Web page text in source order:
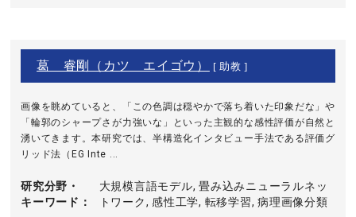
葛 睿剛（カツ エイゴウ） [ 助教 ]
画像を眺めていると、「この色調は穏やかで落ち着いた印象だな」や
「輪郭のシャープさが力強いな」といった主観的な感性評価が自然と
湧いてきます。本研究では、半構造化インタビュー手法である評価グ
リッド法（EG Inte ...
研究分野・
キーワード
大規模言語モデル, 畳み込みニューラルネッ
トワーク, 感性工学, 転移学習, 病理画像分類